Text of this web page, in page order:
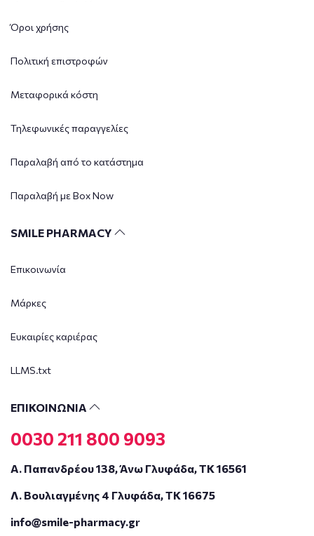
Όροι χρήσης
Πολιτική επιστροφών
Μεταφορικά κόστη
Τηλεφωνικές παραγγελίες
Παραλαβή από το κατάστημα
Παραλαβή με Box Now
SMILE PHARMACY
Επικοινωνία
Μάρκες
Ευκαιρίες καριέρας
LLMS.txt
ΕΠΙΚΟΙΝΩΝΙΑ
0030 211 800 9093
Α. Παπανδρέου 138, Άνω Γλυφάδα, ΤΚ 16561
Λ. Βουλιαγμένης 4 Γλυφάδα, ΤΚ 16675
info@smile-pharmacy.gr